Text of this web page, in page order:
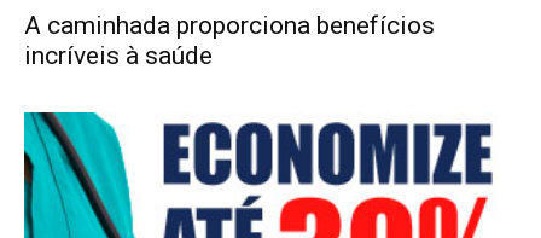
A caminhada proporciona benefícios
incríveis à saúde